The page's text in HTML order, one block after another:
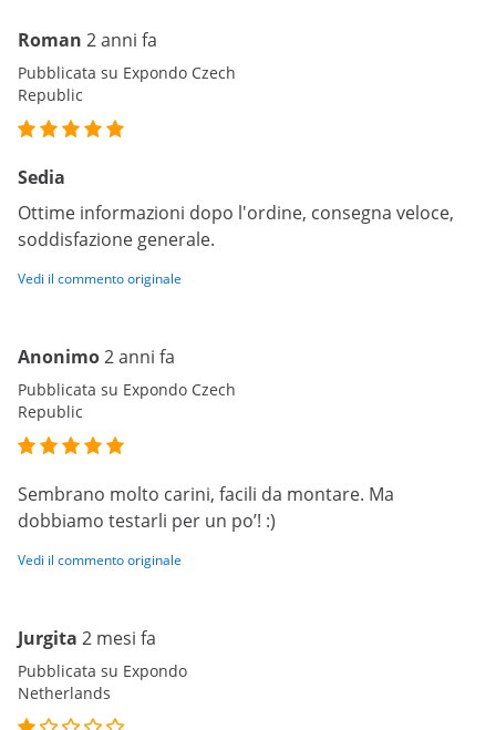
Roman 2 anni fa
Pubblicata su Expondo Czech
Republic
Sedia
Ottime informazioni dopo l'ordine, consegna veloce,
soddisfazione generale.
Vedi il commento originale
Anonimo2 anni fa
Pubblicata su Expondo Czech
Republic
Sembrano molto carini, facili da montare. Ma
dobbiamo testarli per un po’! :)
Vedi il commento originale
Jurgita 2 mesi fa
Pubblicata su Expondo
Netherlands